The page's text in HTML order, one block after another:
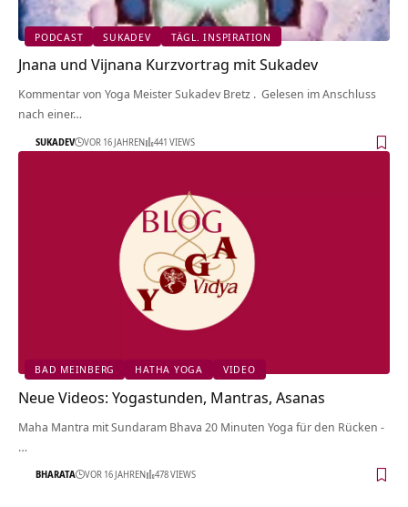
PODCAST SUKADEV TÄGL. INSPIRATION
Jnana und Vijnana Kurzvortrag mit Sukadev
Kommentar von Yoga Meister Sukadev Bretz . Gelesen im Anschluss
nach einer…
SUKADEV VOR 16 JAHREN 441 VIEWS
BAD MEINBERG HATHA YOGA VIDEO
Neue Videos: Yogastunden, Mantras, Asanas
Maha Mantra mit Sundaram Bhava 20 Minuten Yoga für den Rücken -
…
BHARATA VOR 16 JAHREN 478 VIEWS